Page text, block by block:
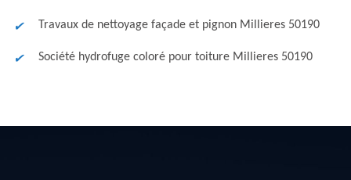
Travaux de nettoyage façade et pignon Millieres 50190
Société hydrofuge coloré pour toiture Millieres 50190